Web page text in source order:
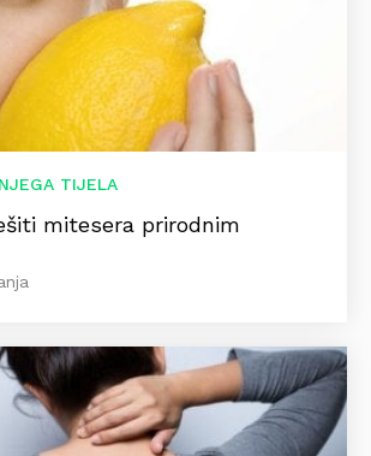
NJEGA TIJELA
mitesera prirodnim